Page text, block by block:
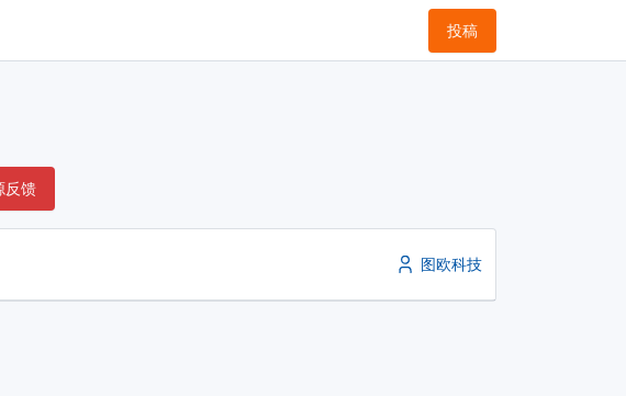
投稿
反馈
图欧科技